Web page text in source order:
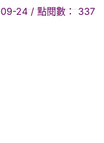
24 / 點閱數： 337